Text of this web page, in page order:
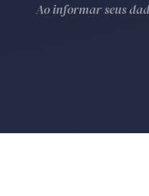
Ao informar seus